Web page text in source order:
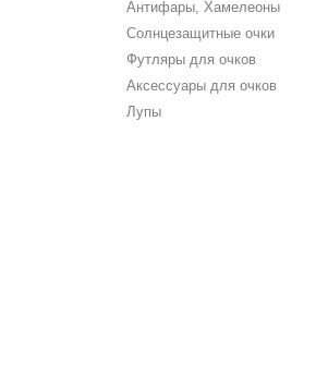
Антифары, Хамелеоны
Солнцезащитные очки
Футляры для очков
Аксессуары для очков
Лупы